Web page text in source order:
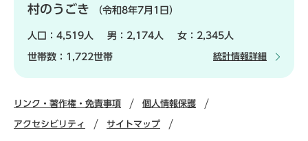
村のうごき （令和8年7月1日）
人口： 4,519人 男： 2,174人 女： 2,345人
世帯数： 1,722世帯 統計情報詳細
リンク・著作権・免責事項 個人情報保護
アクセシビリティ サイトマップ